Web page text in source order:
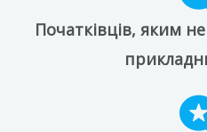
Початківців, яким